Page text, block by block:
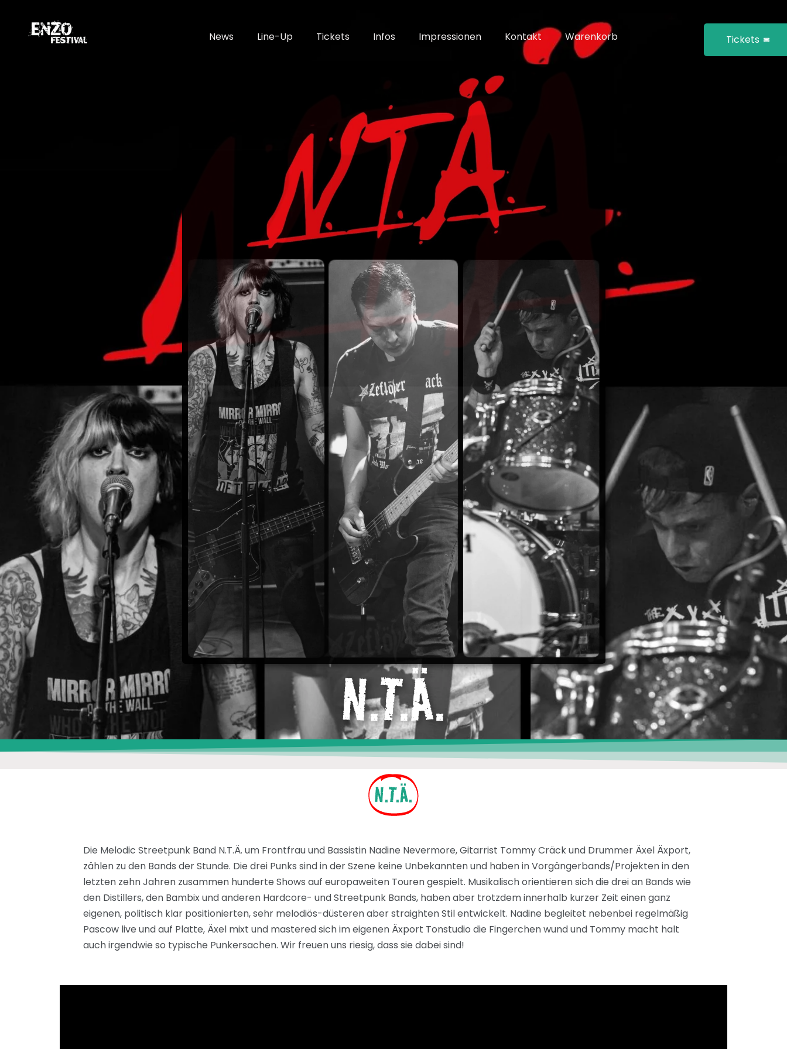
News Line-Up Tickets Infos Impressionen Kontakt Warenkorb Tickets
N.T.Ä.
N.T.Ä.
Die Melodic Streetpunk Band N.T.Ä. um Frontfrau und Bassistin Nadine Nevermore, Gitarrist Tommy Cräck und Drummer Äxel Äxport,
zählen zu den Bands der Stunde. Die drei Punks sind in der Szene keine Unbekannten und haben in Vorgängerbands/Projekten in den
letzten zehn Jahren zusammen hunderte Shows auf europaweiten Touren gespielt. Musikalisch orientieren sich die drei an Bands wie
den Distillers, den Bambix und anderen Hardcore- und Streetpunk Bands, haben aber trotzdem innerhalb kurzer Zeit einen ganz
eigenen, politisch klar positionierten, sehr melodiös-düsteren aber straighten Stil entwickelt. Nadine begleitet nebenbei regelmäßig
Pascow live und auf Platte, Äxel mixt und mastered sich im eigenen Äxport Tonstudio die Fingerchen wund und Tommy macht halt
auch irgendwie so typische Punkersachen. Wir freuen uns riesig, dass sie dabei sind!